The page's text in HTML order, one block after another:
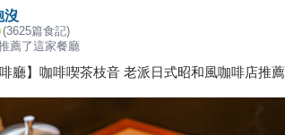
沒
(3625篇食記)
薦了這家餐廳
啡廳】咖啡喫茶枝音 老派日式昭和風咖啡店推